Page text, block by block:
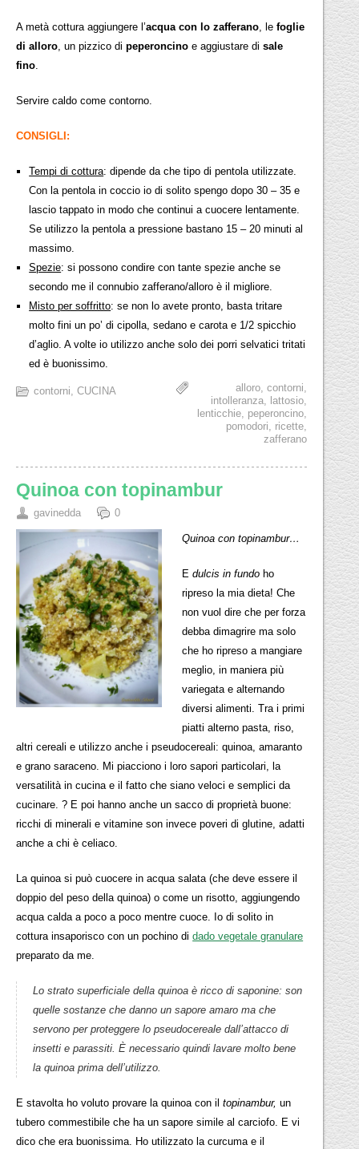
A metà cottura aggiungere l’acqua con lo zafferano, lefoglie
di alloro, un pizzico dipeperoncino e aggiustare disale
fino.
Servire caldo come contorno.
CONSIGLI:
Tempi di cottura: dipende da che tipo di pentola utilizzate.
Con la pentola in coccio io di solito spengo dopo 30 – 35 e
lascio tappato in modo che continui a cuocere lentamente.
Se utilizzo la pentola a pressione bastano 15 – 20 minuti al
massimo.
Spezie: si possono condire con tante spezie anche se
secondo me il connubio zafferano/alloro è il migliore.
Misto per soffritto: se non lo avete pronto, basta tritare
molto fini un po’ di cipolla, sedano e carota e 1/2 spicchio
d’aglio. A volte io utilizzo anche solo dei porri selvatici tritati
ed è buonissimo.
contorni,CUCINA alloro, contorni,
intolleranza, lattosio,
lenticchie, peperoncino,
pomodori, ricette,
zafferano
Quinoa con topinambur
gavinedda 0
Quinoa con topinambur…
E dulcis in fundoho
ripreso la mia dieta! Che
non vuol dire che per forza
debba dimagrire ma solo
che ho ripreso a mangiare
meglio, in maniera più
variegata e alternando
diversi alimenti. Tra i primi
piatti alterno pasta, riso,
altri cereali e utilizzo anche i pseudocereali: quinoa, amaranto
e grano saraceno. Mi piacciono i loro sapori particolari, la
versatilità in cucina e il fatto che siano veloci e semplici da
cucinare. ? E poi hanno anche un sacco di proprietà buone:
ricchi di minerali e vitamine son invece poveri di glutine, adatti
anche a chi è celiaco.
La quinoa si può cuocere in acqua salata (che deve essere il
doppio del peso della quinoa) o come un risotto, aggiungendo
acqua calda a poco a poco mentre cuoce. Io di solito in
cottura insaporisco con un pochino didado vegetale granulare
preparato da me.
Lo strato superficiale dellaquinoa è ricco disaponine: son
quelle sostanze che danno un sapore amaro ma che
servono per proteggere lo pseudocereale dall’attacco di
insetti e parassiti. È necessario quindi lavare molto bene
la quinoa prima dell’utilizzo.
E stavolta ho voluto provare la quinoa con iltopinambur, un
tubero commestibile che ha un sapore simile al carciofo. E vi
dico che era buonissima. Ho utilizzato la curcuma e il